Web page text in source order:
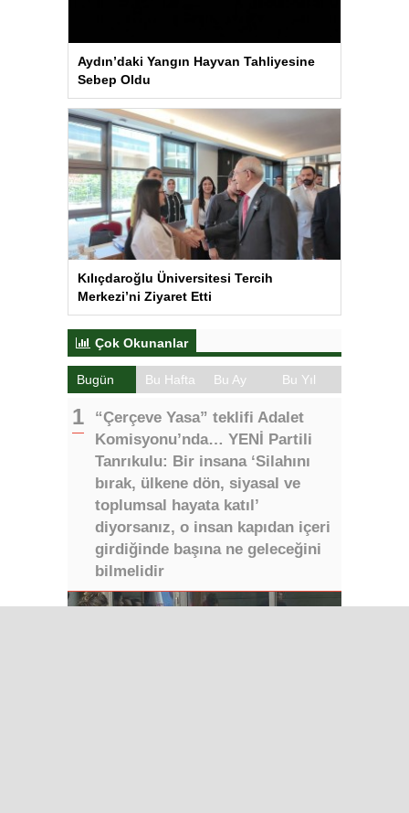
Aydın’daki Yangın Hayvan Tahliyesine
Sebep Oldu
Kılıçdaroğlu Üniversitesi Tercih
Merkezi’ni Ziyaret Etti
Çok Okunanlar
Bugün Bu Hafta Bu Ay Bu Yıl
“Çerçeve Yasa” teklifi Adalet
Komisyonu’nda… YENİ Partili
Tanrıkulu: Bir insana ‘Silahını
bırak, ülkene dön, siyasal ve
toplumsal hayata katıl’
diyorsanız, o insan kapıdan içeri
girdiğinde başına ne geleceğini
bilmelidir